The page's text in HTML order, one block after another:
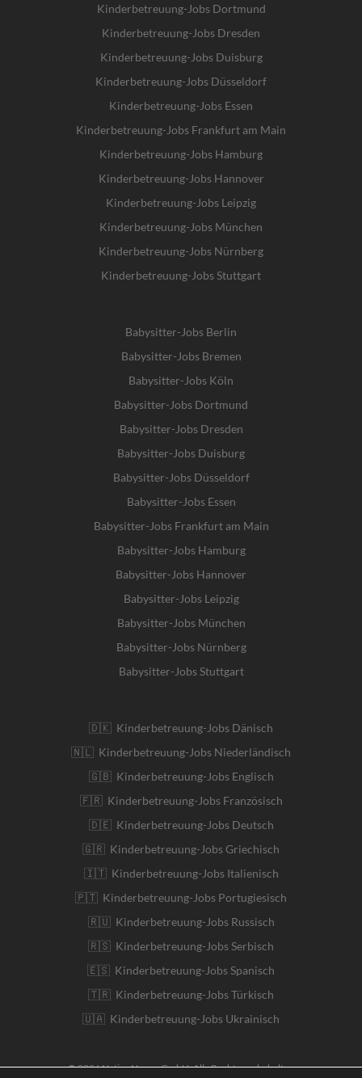
Kinderbetreuung-Jobs Dortmund
Kinderbetreuung-Jobs Dresden
Kinderbetreuung-Jobs Duisburg
Kinderbetreuung-Jobs Düsseldorf
Kinderbetreuung-Jobs Essen
Kinderbetreuung-Jobs Frankfurt am Main
Kinderbetreuung-Jobs Hamburg
Kinderbetreuung-Jobs Hannover
Kinderbetreuung-Jobs Leipzig
Kinderbetreuung-Jobs München
Kinderbetreuung-Jobs Nürnberg
Kinderbetreuung-Jobs Stuttgart
Babysitter-Jobs Berlin
Babysitter-Jobs Bremen
Babysitter-Jobs Köln
Babysitter-Jobs Dortmund
Babysitter-Jobs Dresden
Babysitter-Jobs Duisburg
Babysitter-Jobs Düsseldorf
Babysitter-Jobs Essen
Babysitter-Jobs Frankfurt am Main
Babysitter-Jobs Hamburg
Babysitter-Jobs Hannover
Babysitter-Jobs Leipzig
Babysitter-Jobs München
Babysitter-Jobs Nürnberg
Babysitter-Jobs Stuttgart
🇩🇰 Kinderbetreuung-Jobs Dänisch
🇳🇱 Kinderbetreuung-Jobs Niederländisch
🇬🇧 Kinderbetreuung-Jobs Englisch
🇫🇷 Kinderbetreuung-Jobs Französisch
🇩🇪 Kinderbetreuung-Jobs Deutsch
🇬🇷 Kinderbetreuung-Jobs Griechisch
🇮🇹 Kinderbetreuung-Jobs Italienisch
🇵🇹 Kinderbetreuung-Jobs Portugiesisch
🇷🇺 Kinderbetreuung-Jobs Russisch
🇷🇸 Kinderbetreuung-Jobs Serbisch
🇪🇸 Kinderbetreuung-Jobs Spanisch
🇹🇷 Kinderbetreuung-Jobs Türkisch
🇺🇦 Kinderbetreuung-Jobs Ukrainisch
© 2026 Native Nanny GmbH. Alle Rechte vorbehalten